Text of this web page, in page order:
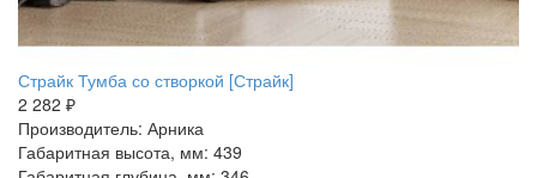
Страйк Тумба со створкой [Страйк]
2 282 ₽
Производитель: Арника
Габаритная высота, мм: 439